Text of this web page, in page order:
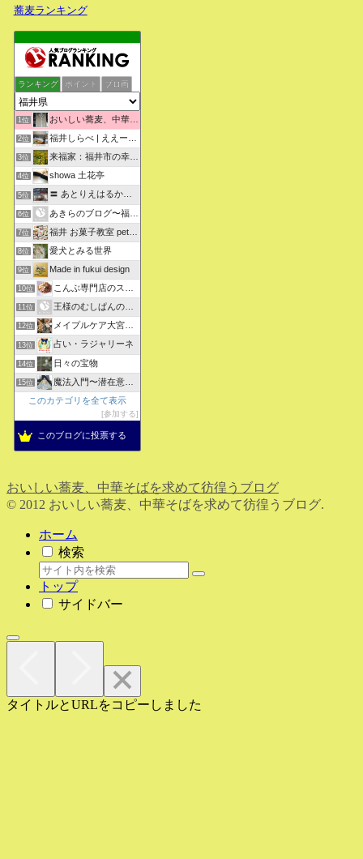
蕎麦ランキング
ランキング ポイント ブロ画
1位 おいしい蕎麦、中華そばを求めて彷徨うブログ
2位 福井しらべ | ええーっ！？そうなんや！知らんかったわ。
3位 来福家：福井市の幸せリフォーム物語
4位 showa 土花亭
5位 〓 あとりえはるかの日々悠悠 〓
6位 あきらのブログ〜福井県より〜
7位 福井 お菓子教室 petit sugarland
8位 愛犬とみる世界
9位 Made in fukui design
10位 こんぶ専門店のスタッフ日記
11位 王様のむしぱんのブログ
12位 メイプルケア大宮デイサービス
13位 占い・ラジャリーネ
14位 日々の宝物
15位
魔法入門〜潜在意識〜真を見抜く秘法〜
このカテゴリを全て表示
参加する
このブログに投票する
おいしい蕎麦、中華そばを求めて彷徨うブログ
© 2012 おいしい蕎麦、中華そばを求めて彷徨うブログ.
ホーム
検索
トップ
サイドバー
タイトルとURLをコピーしました